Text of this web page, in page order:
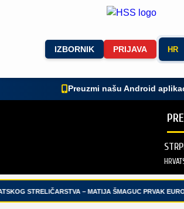
IZBORNIK PRIJAVA HR
Preuzmi našu Android
STRELIČARSTVA – MATIJA ŠMAGUC PRVAK